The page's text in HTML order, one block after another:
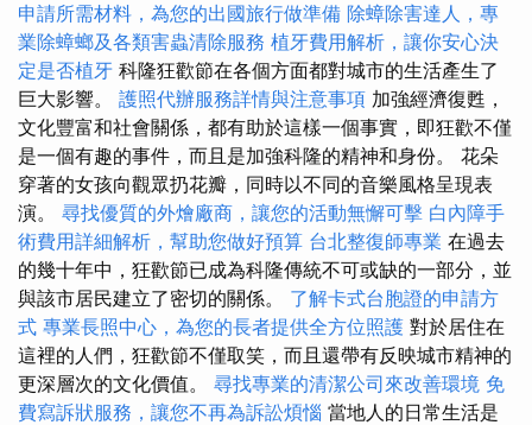
申請所需材料，為您的出國旅行做準備 除蟑除害達人，專
業除蟑螂及各類害蟲清除服務 植牙費用解析，讓你安心決
定是否植牙 科隆狂歡節在各個方面都對城市的生活產生了
巨大影響。 護照代辦服務詳情與注意事項 加強經濟復甦，
文化豐富和社會關係，都有助於這樣一個事實，即狂歡不僅
是一個有趣的事件，而且是加強科隆的精神和身份。 花朵
穿著的女孩向觀眾扔花瓣，同時以不同的音樂風格呈現表
演。 尋找優質的外燴廠商，讓您的活動無懈可擊 白內障手
術費用詳細解析，幫助您做好預算 台北整復師專業 在過去
的幾十年中，狂歡節已成為科隆傳統不可或缺的一部分，並
與該市居民建立了密切的關係。 了解卡式台胞證的申請方
式 專業長照中心，為您的長者提供全方位照護 對於居住在
這裡的人們，狂歡節不僅取笑，而且還帶有反映城市精神的
更深層次的文化價值。 尋找專業的清潔公司來改善環境 免
費寫訴狀服務，讓您不再為訴訟煩惱 當地人的日常生活是